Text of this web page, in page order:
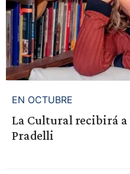
EN OCTUBRE
La Cultural recibirá
Pradelli